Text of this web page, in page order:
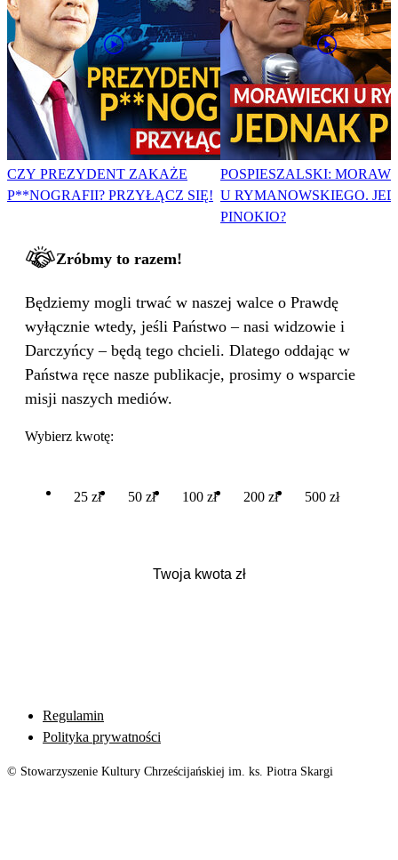
CZY PREZYDENT ZAKAŻE
P**NOGRAFII? PRZYŁĄCZ SIĘ!
POSPIESZALSKI:
U RYMANOWSKIEGO.
PINOKIO?
Zróbmy to razem!
Będziemy mogli trwać w naszej walce o Prawdę
wyłącznie wtedy, jeśli Państwo – nasi widzowie i
Darczyńcy – będą tego chcieli. Dlatego oddając w
Państwa ręce nasze publikacje, prosimy o wsparcie
misji naszych mediów.
Wybierz kwotę:
25 zł 50 zł 100 zł 200 zł 500 zł
Regulamin
Polityka prywatności
© Stowarzyszenie Kultury Chrześcijańskiej im. ks. Piotra Skargi